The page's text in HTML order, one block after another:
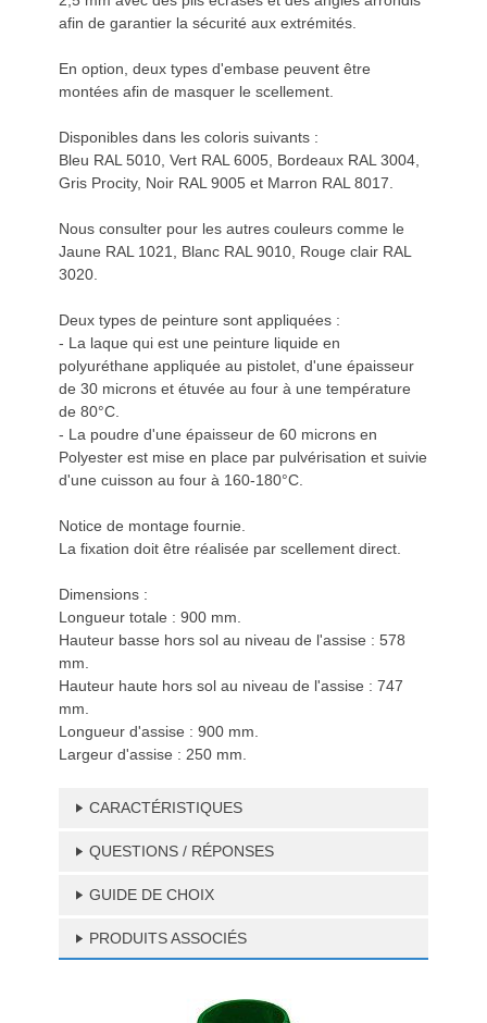
afin de garantier la sécurité aux extrémités.
En option, deux types d'embase peuvent être
montées afin de masquer le scellement.
Disponibles dans les coloris suivants :
Bleu RAL 5010, Vert RAL 6005, Bordeaux RAL 3004,
Gris Procity, Noir RAL 9005 et Marron RAL 8017.
Nous consulter pour les autres couleurs comme le
Jaune RAL 1021, Blanc RAL 9010, Rouge clair RAL
3020.
Deux types de peinture sont appliquées :
- La laque qui est une peinture liquide en
polyuréthane appliquée au pistolet, d'une épaisseur
de 30 microns et étuvée au four à une température
de 80°C.
- La poudre d'une épaisseur de 60 microns en
Polyester est mise en place par pulvérisation et suivie
d'une cuisson au four à 160-180°C.
Notice de montage fournie.
La fixation doit être réalisée par scellement direct.
Dimensions :
Longueur totale : 900 mm.
Hauteur basse hors sol au niveau de l'assise : 578
mm.
Hauteur haute hors sol au niveau de l'assise : 747
mm.
Longueur d'assise : 900 mm.
Largeur d'assise : 250 mm.
CARACTÉRISTIQUES
QUESTIONS / RÉPONSES
GUIDE DE CHOIX
PRODUITS ASSOCIÉS